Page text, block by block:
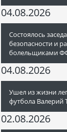
04.08.2026
Состоялось
безопасности и
болельщиками
04.08.2026
Ушел из жизни
футбола Валерий
02.08.2026